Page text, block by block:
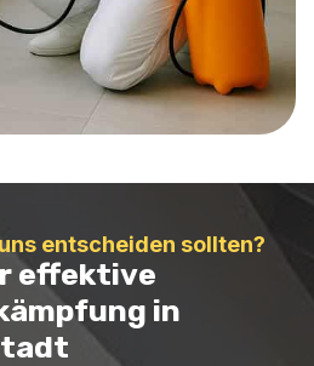
entscheiden sollten?
effektive
in